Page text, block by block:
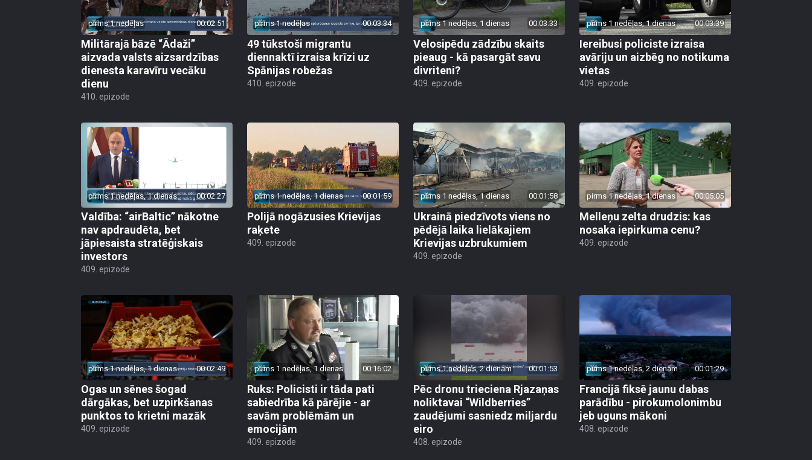
pirms 1 nedēļas 00:02:51
Militārajā bāzē “Ādaži”
aizvada valsts aizsardzības
dienesta karavīru vecāku
dienu
410. epizode
pirms 1 nedēļas 00:03:34
49 tūkstoši migrantu
diennaktī izraisa krīzi uz
Spānijas robežas
410. epizode
pirms 1 nedēļas, 1 dienas 00:03:33
Velosipēdu zādzību skaits
pieaug - kā pasargāt savu
divriteni?
409. epizode
pirms 1 nedēļas, 1 dienas 00:03:39
Iereibusi policiste izraisa
avāriju un aizbēg no notikuma
vietas
409. epizode
pirms 1 nedēļas, 1 dienas 00:02:27
Valdība: “airBaltic” nākotne
nav apdraudēta, bet
jāpiesaista stratēģiskais
investors
409. epizode
pirms 1 nedēļas, 1 dienas 00:01:59
Polijā nogāzusies Krievijas
raķete
409. epizode
pirms 1 nedēļas, 1 dienas 00:01:58
Ukrainā piedzīvots viens no
pēdējā laika lielākajiem
Krievijas uzbrukumiem
409. epizode
pirms 1 nedēļas, 1 dienas 00:05:05
Melleņu zelta drudzis: kas
nosaka iepirkuma cenu?
409. epizode
pirms 1 nedēļas, 1 dienas 00:02:49
Ogas un sēnes šogad
dārgākas, bet uzpirkšanas
punktos to krietni mazāk
409. epizode
pirms 1 nedēļas, 1 dienas 00:16:02
Ruks: Policisti ir tāda pati
sabiedrība kā pārējie - ar
savām problēmām un
emocijām
409. epizode
pirms 1 nedēļas, 2 dienām 00:01:53
Pēc dronu trieciena Rjazaņas
noliktavai “Wildberries”
zaudējumi sasniedz miljardu
eiro
408. epizode
pirms 1 nedēļas, 2 dienām 00:01:29
Francijā fiksē jaunu dabas
parādību - pirokumolonimbu
jeb uguns mākoni
408. epizode